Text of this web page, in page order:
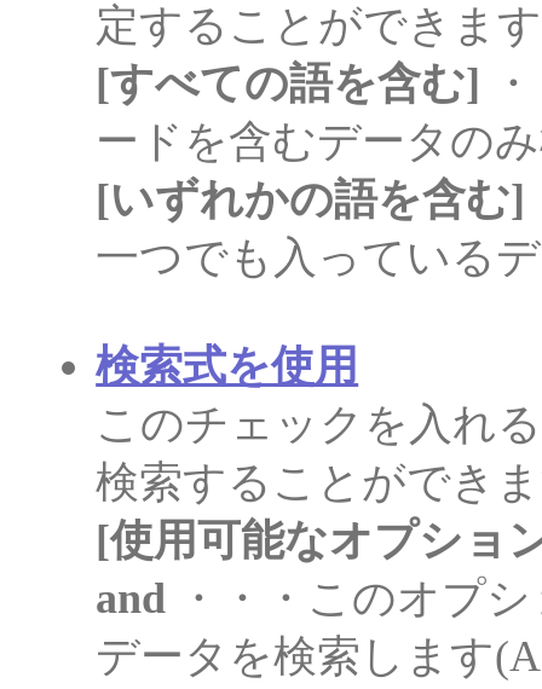
定することができます
[すべての語を含む]
ードを含むデータの
[いずれかの語を含む]
一つでも入っている
検索式を使用
このチェックを入れ
検索することができ
[使用可能なオプショ
and ・・・このオプ
データを検索します